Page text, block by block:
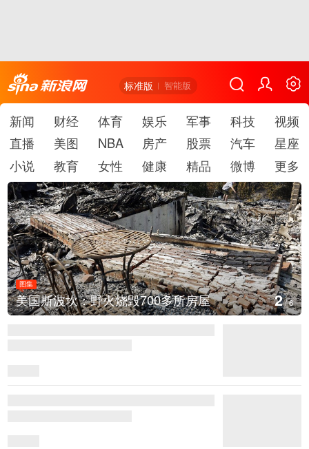
标准版 智能版
新闻 财经 体育 娱乐 军事 科技
视频
直播
美图 NBA 房产 股票 汽车
星座
小说
教育 女性 健康 精品 微博 更多
图集
美国斯波坎：野火烧毁700多所房屋 2/6